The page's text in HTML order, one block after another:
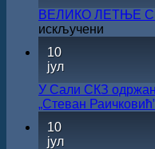
издања
на
српском
ЖИЧКЕ
ЗА
ВЕЛИКО ЛЕТЊЕ
искључени
10
јул
У Сали СКЗ
„Стеван
10
јул